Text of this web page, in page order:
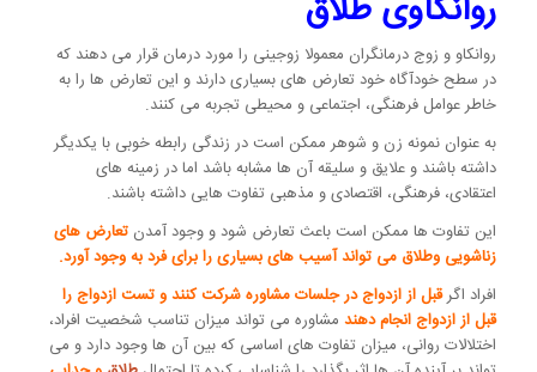
روانکاوی طلاق
روانکاو و زوج درمانگران معمولا زوجینی را مورد درمان قرار می دهند که
در سطح خودآگاه خود تعارض های بسیاری دارند و این تعارض ها را به
خاطر عوامل فرهنگی، اجتماعی و محیطی تجربه می کنند.
به عنوان نمونه زن و شوهر ممکن است در زندگی رابطه خوبی با یکدیگر
داشته باشند و علایق و سلیقه آن ها مشابه باشد اما در زمینه های
اعتقادی، فرهنگی، اقتصادی و مذهبی تفاوت هایی داشته باشند.
این تفاوت ها ممکن است باعث تعارض شود و وجود آمدن تعارض های
زناشویی وطلاق می تواند آسیب های بسیاری را برای فرد به وجود آورد.
افراد اگرقبل از ازدواج در جلسات مشاوره شرکت کنند و تست ازدواج را
قبل از ازدواج انجام دهندمشاوره می تواند میزان تناسب شخصیت افراد،
اختلالات روانی، میزان تفاوت های اساسی که بین آن ها وجود دارد و می